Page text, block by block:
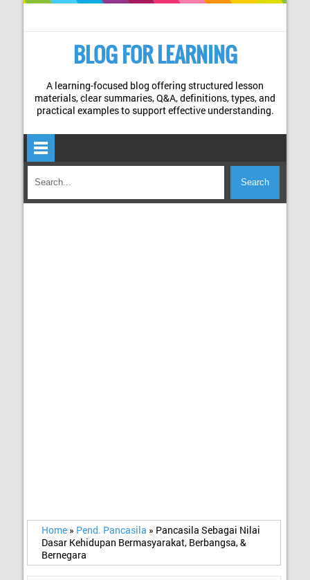
BLOG FOR LEARNING
A learning-focused blog offering structured lesson
materials, clear summaries, Q&A, definitions, types, and
practical examples to support effective understanding.
Home » Pend. Pancasila » Pancasila Sebagai Nilai
Dasar Kehidupan Bermasyarakat, Berbangsa, &
Bernegara